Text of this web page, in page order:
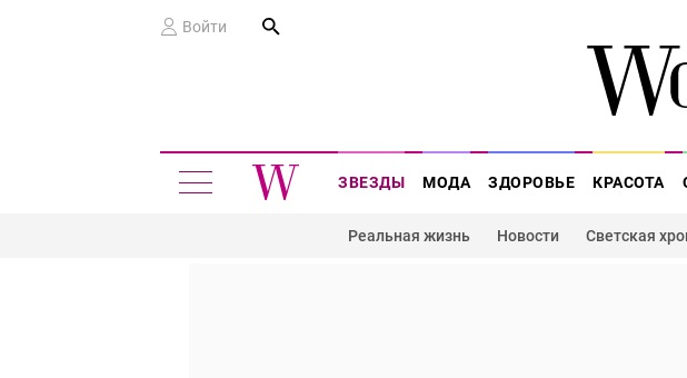
Войти
ЗВЕЗДЫ МОДА ЗДОРОВЬЕ КРАСОТА
Реальная жизнь Новости Светская